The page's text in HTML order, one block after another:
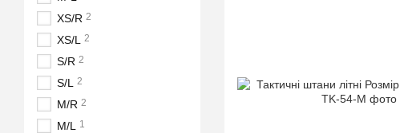
XS/R 2
XS/L 2
S/R 2
S/L 2
M/R 2
M/L 1